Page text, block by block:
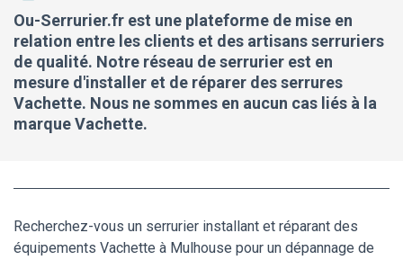
Ou-Serrurier.fr est une plateforme de mise en
relation entre les clients et des artisans serruriers
de qualité. Notre réseau de serrurier est en
mesure d'installer et de réparer des serrures
Vachette. Nous ne sommes en aucun cas liés à la
marque Vachette.
Recherchez-vous un serrurier installant et réparant des
équipements Vachette à Mulhouse pour un dépannage de